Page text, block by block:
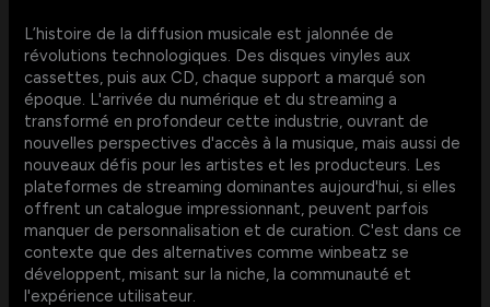
L’histoire de la diffusion musicale est jalonnée de
révolutions technologiques. Des disques vinyles aux
cassettes, puis aux CD, chaque support a marqué son
époque. L'arrivée du numérique et du streaming a
transformé en profondeur cette industrie, ouvrant de
nouvelles perspectives d'accès à la musique, mais aussi de
nouveaux défis pour les artistes et les producteurs. Les
plateformes de streaming dominantes aujourd'hui, si elles
offrent un catalogue impressionnant, peuvent parfois
manquer de personnalisation et de curation. C'est dans ce
contexte que des alternatives comme winbeatz se
développent, misant sur la niche, la communauté et
l'expérience utilisateur.